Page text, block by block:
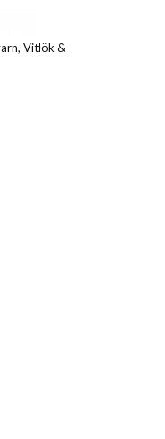
Vitlök &